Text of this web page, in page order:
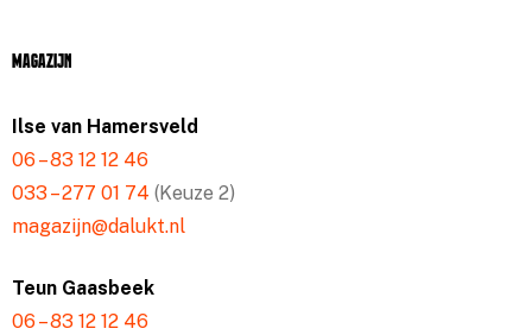
Magazijn
Ilse van Hamersveld
06 – 83 12 12 46
033 – 277 01 74 (Keuze 2)
magazijn@dalukt.nl
Teun Gaasbeek
06 – 83 12 12 46